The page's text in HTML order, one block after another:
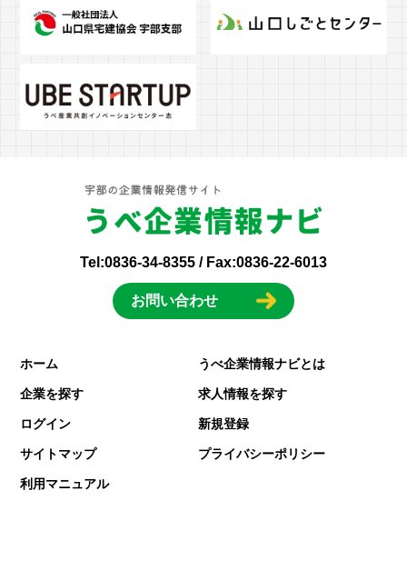
Tel:0836-34-8355 / Fax:0836-22-6013
お問い合わせ
ホーム うべ企業情報ナビとは
企業を探す 求人情報を探す
ログイン 新規登録
サイトマップ プライバシーポリシー
利用マニュアル